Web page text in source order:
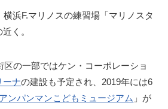
浜F.マリノスの練習場「マリノスタ
く。
区の一部ではケン・コーポレーショ
ーナの建設も予定され、2019年には6
ンパンマンこどもミュージアム 」が